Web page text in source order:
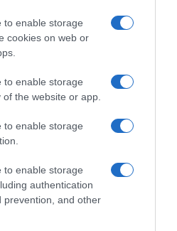
to enable storage
cookies on web or
to enable storage
the website or app.
to enable storage
to enable storage
authentication
prevention, and other